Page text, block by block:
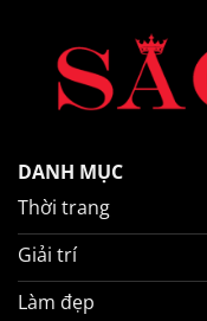
DANH MỤC
Thời trang
Giải trí
Làm đẹp